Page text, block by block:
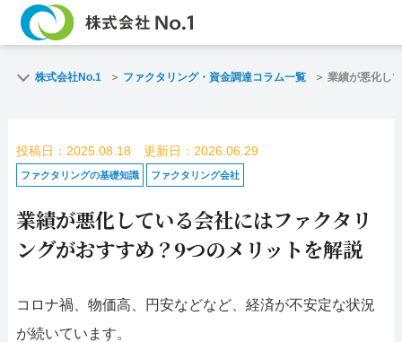
ファクタリン
よくある質問
企業情報 お問い合わせ
名古屋支店HP 福岡支店HP
お問合せ
スピード
株式会社No.1 ファクタリング・資金調達コラム一覧 業績が悪化し
投稿日：2025.08.18 更新日：2026.06.29
ファクタリングの基礎知識 ファクタリング会社
業績が悪化している会社にはファクタリ
ングがおすすめ？9つのメリットを解説
コロナ禍、物価高、円安などなど、経済が不安定な状況
が続いています。